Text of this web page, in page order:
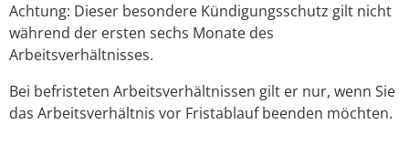
Achtung: Dieser besondere Kündigungsschutz gilt nicht
während der ersten sechs Monate des
Arbeitsverhältnisses.
Bei befristeten Arbeitsverhältnissen gilt er nur, wenn Sie
das Arbeitsverhältnis vor Fristablauf beenden möchten.